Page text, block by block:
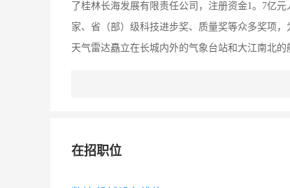
了桂林长海发展有限责任公司，注册资金1。7亿
家、省（部）级科技进步奖、质量奖等众多奖项
天气雷达矗立在长城内外的气象台站和大江南北
在招职位